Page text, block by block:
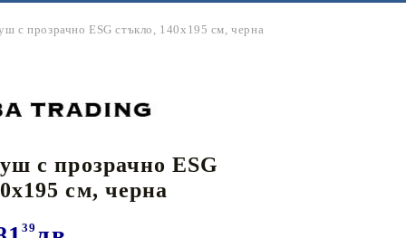
и софтбол
и лакрос
спортно оборудване
с прозрачно ESG стъкло, 140x195 см, черна
с прозрачно ESG
см, черна
39